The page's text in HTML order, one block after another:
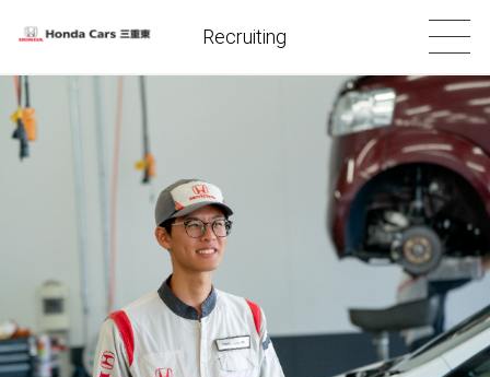
Recruiting